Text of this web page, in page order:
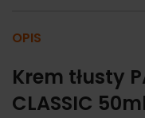
OPIS
Krem tłusty
CLASSIC